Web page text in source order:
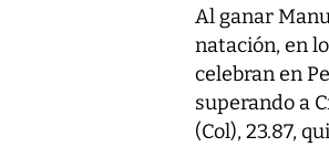
Al ganar
natación, en
celebran en
superando a
(Col), 23.87,